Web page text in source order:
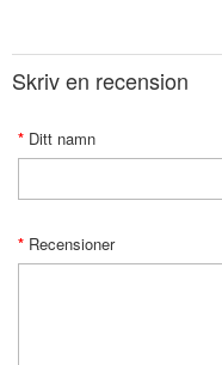
Skriv en recension
Ditt namn
Recensioner